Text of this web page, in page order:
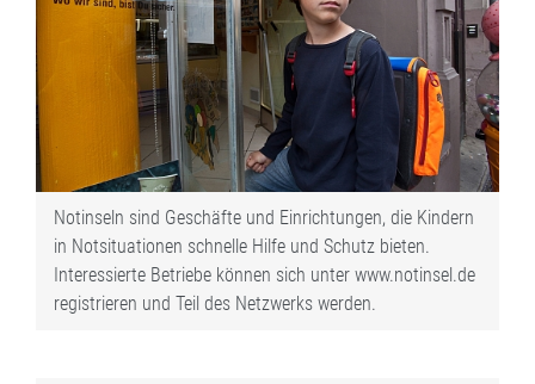
Notinseln sind Geschäfte und Einrichtungen, die Kindern
in Notsituationen schnelle Hilfe und Schutz bieten.
Interessierte Betriebe können sich unter www.notinsel.de
registrieren und Teil des Netzwerks werden.